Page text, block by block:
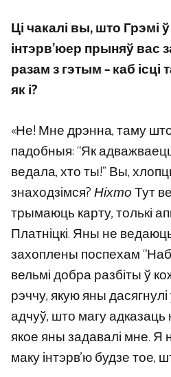
Ці чакалі вы, што Грэмі
інтэрв’юер прыняў вас
разам з гэтым – каб ісці
як і?
«Не! Мне дрэнна, таму
падобныя: “Як
ведала, хто ты!” Вы,
знаходзімся?НіхтоТут
трымаюць карту, толькі
Платніцкі. Яны не
захоплены поспехам
вельмі добра разбіты ў
рэччу, якую яны
адчуў, што магу
якое яны задавалі мне. Я
маку інтэрв’ю будзе тое,